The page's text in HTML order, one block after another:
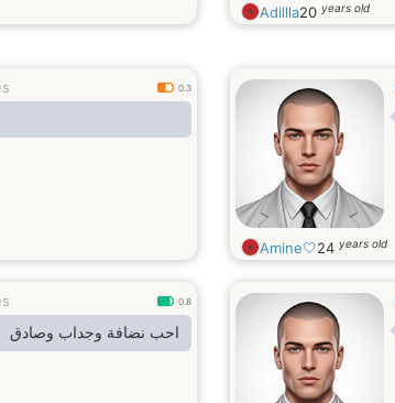
Adillla20 years old
0.3
Amine🤍24 years old
0.8
احب نضافة وجداب وصادق